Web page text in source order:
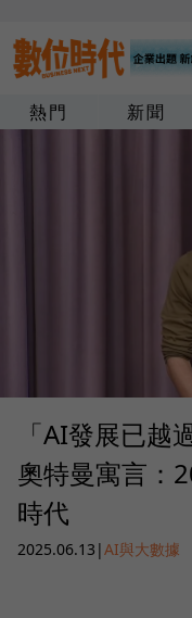
熱門 新聞
「AI發展已
奧特曼寓言：
時代
2025.06.13 |AI與大數據